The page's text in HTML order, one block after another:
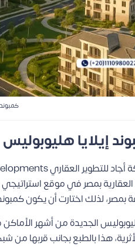
إيلايا هليوبوليس
بمصر في موقع
بمصر، لذلك اختارت أن يكون
الجديدة من أشهر الأماكن
هذا بالطبع بجانب قربها